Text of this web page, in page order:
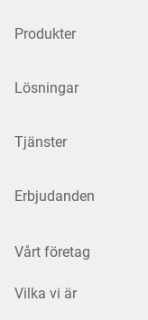
Produkter
Lösningar
Tjänster
Erbjudanden
Vårt företag
Vilka vi är